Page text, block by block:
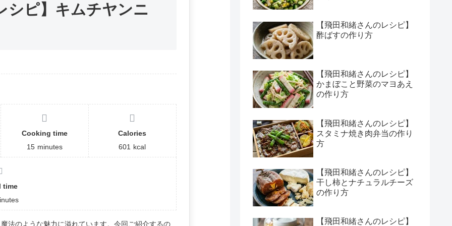
シピ】キムチヤンニ
Cooking time
15 minutes
Calories
601 kcal
time
法のような魅力に溢れています。今回ご紹介するの
【飛田和緒さんのレシピ】
酢ばすの作り方
【飛田和緒さんのレシピ】
かまぼこと野菜のマヨあえ
の作り方
【飛田和緒さんのレシピ】
スタミナ焼き肉弁当の作り
方
【飛田和緒さんのレシピ】
干し柿とナチュラルチーズ
の作り方
【飛田和緒さんのレシピ】